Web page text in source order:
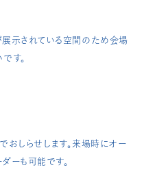
示されている空間のため会場
す。
おしらせします。来場時にオー
ーも可能です。